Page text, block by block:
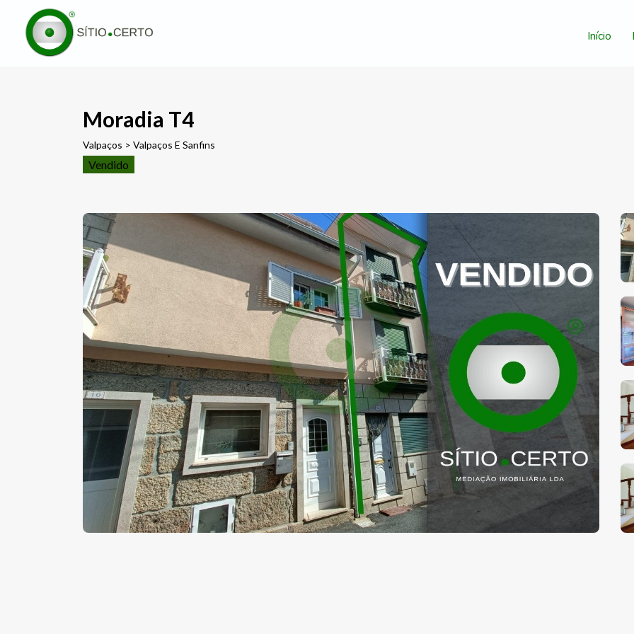
Início
Moradia T4
Valpaços > Valpaços E Sanfins
Vendido